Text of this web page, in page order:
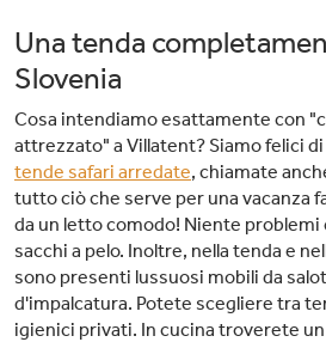
sfidate il fiume Sava che scorre accanto al
Volete essere attivi in vacanza? C'è
tennis, badminton, squash, bowling, fitness e
ragione! Il campeggio dispone di antiche
parco acquatico. Nei dintorni si trovano
Una tenda
Slovenia
Cosa intendiamo esattamente con
attrezzato" a Villatent? Siamo felici
tende safari arredate, chiamate
tutto ciò che serve per una vacanza
da un letto comodo! Niente problemi
sacchi a pelo. Inoltre, nella tenda e
sono presenti lussuosi mobili da
d'impalcatura. Potete scegliere tra
igienici privati. In cucina troverete